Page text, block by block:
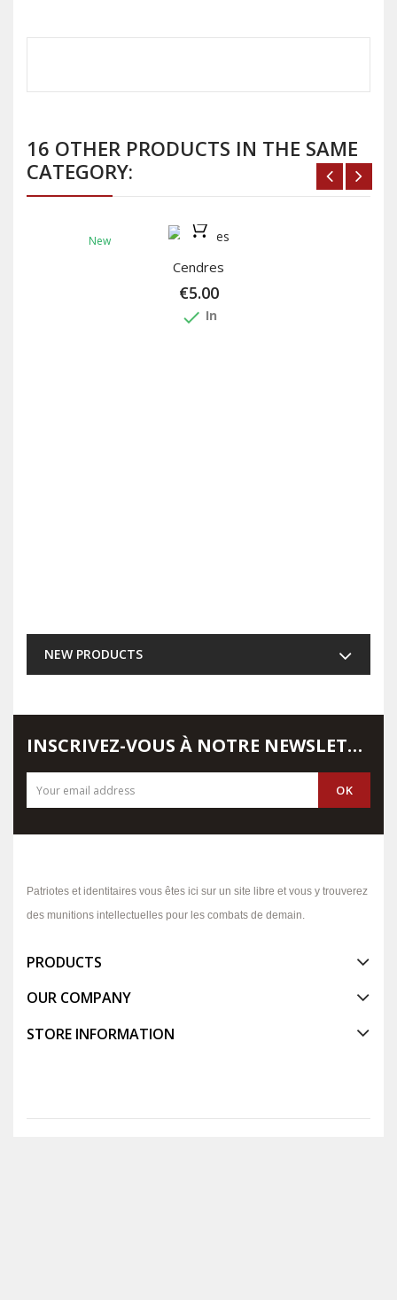
16 OTHER PRODUCTS IN THE SAME
CATEGORY:
New
Cendres
€5.00
done In
NEW PRODUCTS
INSCRIVEZ-VOUS À NOTRE NEWSLETTER
Patriotes et identitaires vous êtes ici sur un site libre et vous y trouverez
des munitions intellectuelles pour les combats de demain.
PRODUCTS
OUR COMPANY
STORE INFORMATION